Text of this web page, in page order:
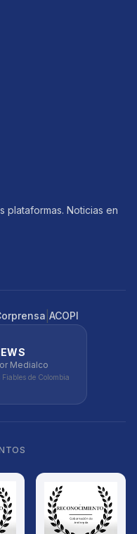
plataformas. Noticias en
ACOPI
Medialco
de Colombia